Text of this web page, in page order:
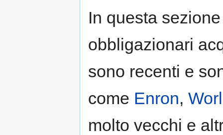
In questa
obbligazionari
sono recenti e
come Enron,
molto vecchi e